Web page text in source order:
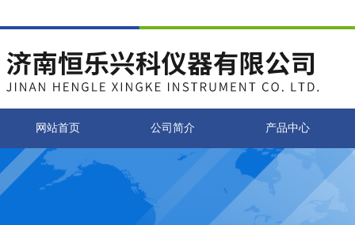
网站首页 公司简介 产品中心